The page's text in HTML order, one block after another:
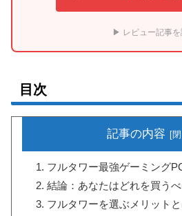
▶ レビュー記事を
目次
記事の内容
フルタワー最強ゲーミング
結論：あなたはどれを買う
フルタワーを選ぶメリット